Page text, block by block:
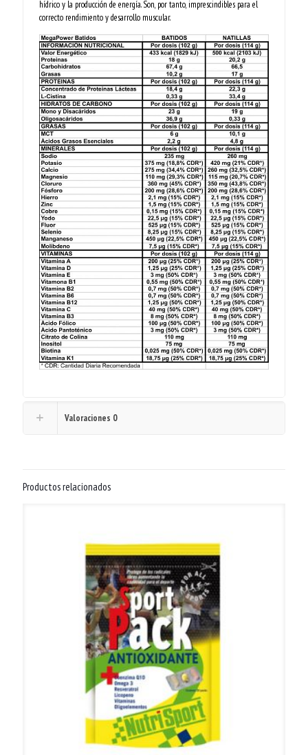
hídrico y la producción de energía. Son, por tanto, imprescindibles para el
correcto rendimiento y desarrollo muscular.
Valoraciones 0
Productos relacionados